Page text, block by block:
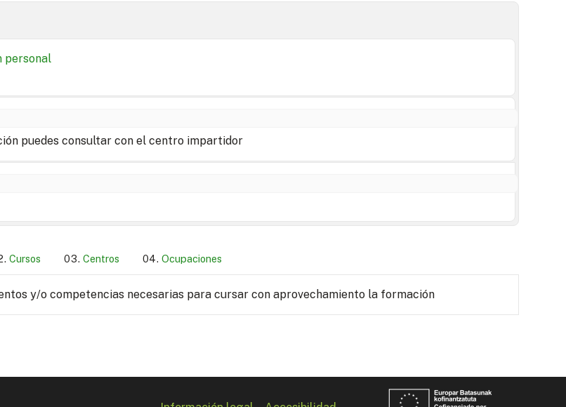
personal
puedes consultar con el centro impartidor
Cursos Centros Ocupaciones
y/o competencias necesarias para cursar con aprovechamiento la formación